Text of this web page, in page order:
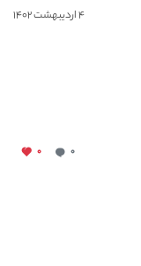
۴ اردیبهشت ۱۴۰۲
۰ ۰